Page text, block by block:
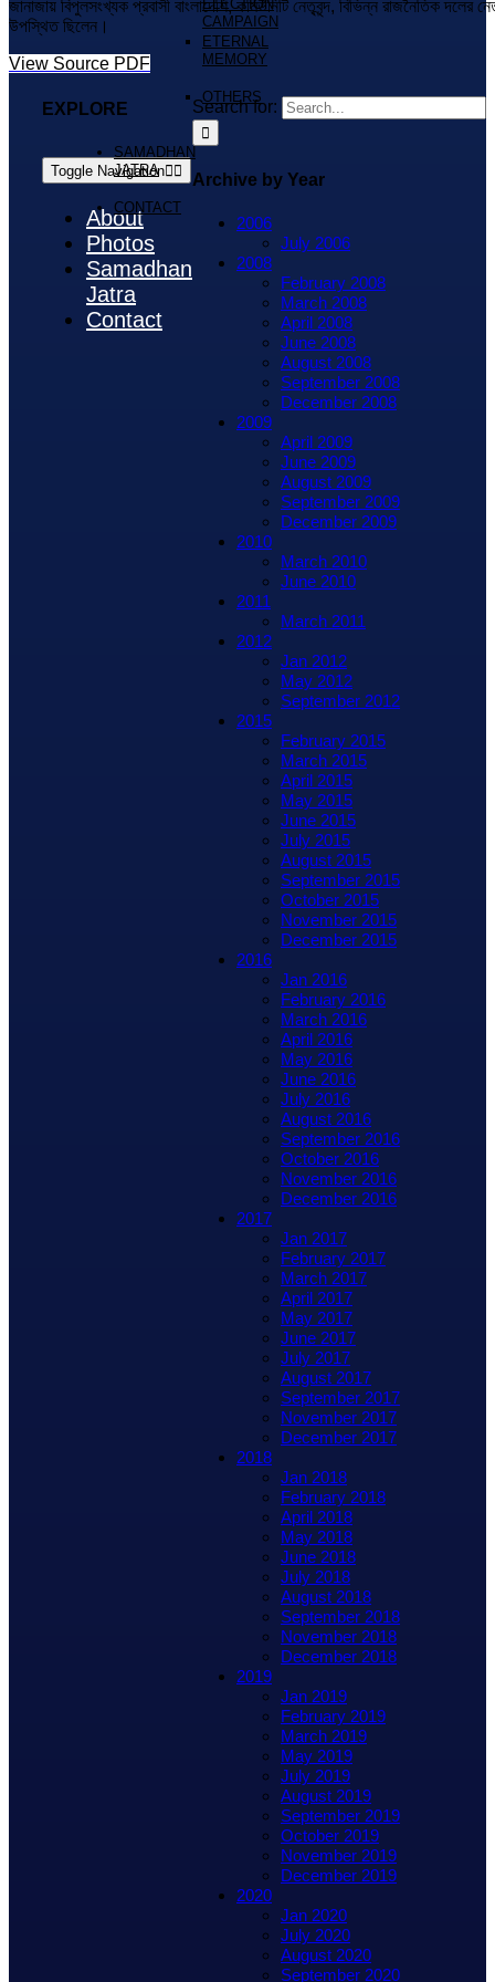
ELECTION
CAMPAIGN
ETERNAL
MEMORY
OTHERS
SAMADHAN
JATRA
CONTACT
জানাজায় বিপুলসংখ্যক প্রবাসী বাংলাদেশি, কমিউনিটি নেতৃবৃন্দ, বিভিন্ন রাজনৈতিক দলের
উপস্থিত ছিলেন।
View Source PDF
Search for:
Archive by Year
2006
July 2006
2008
February 2008
March 2008
April 2008
June 2008
August 2008
September 2008
December 2008
2009
April 2009
June 2009
August 2009
September 2009
December 2009
2010
March 2010
June 2010
2011
March 2011
2012
Jan 2012
May 2012
September 2012
2015
February 2015
March 2015
April 2015
May 2015
June 2015
July 2015
August 2015
September 2015
October 2015
November 2015
December 2015
2016
Jan 2016
February 2016
March 2016
April 2016
May 2016
June 2016
July 2016
August 2016
September 2016
October 2016
November 2016
December 2016
2017
Jan 2017
February 2017
March 2017
April 2017
May 2017
June 2017
July 2017
August 2017
September 2017
November 2017
December 2017
2018
Jan 2018
February 2018
April 2018
May 2018
June 2018
July 2018
August 2018
September 2018
November 2018
December 2018
2019
Jan 2019
February 2019
March 2019
May 2019
July 2019
August 2019
September 2019
October 2019
November 2019
December 2019
2020
Jan 2020
July 2020
August 2020
September 2020
EXPLORE
Toggle Navigation
About
Photos
Samadhan
Jatra
Contact